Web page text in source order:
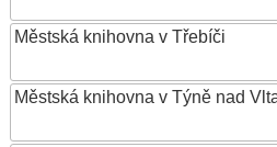
Městská knihovna v Třebíči
Městská knihovna v Týně nad